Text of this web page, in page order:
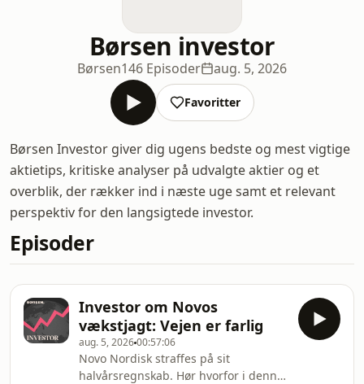
Børsen investor
Børsen146 Episoder aug. 5, 2026
Favoritter
Børsen Investor giver dig ugens bedste og mest vigtige
aktietips, kritiske analyser på udvalgte aktier og et
overblik, der rækker ind i næste uge samt et relevant
perspektiv for den langsigtede investor.
Episoder
Investor om Novos
vækstjagt: Vejen er farlig
aug. 5, 202600:57:06
Novo Nordisk straffes på sit
halvårsregnskab. Hør hvorfor i denne